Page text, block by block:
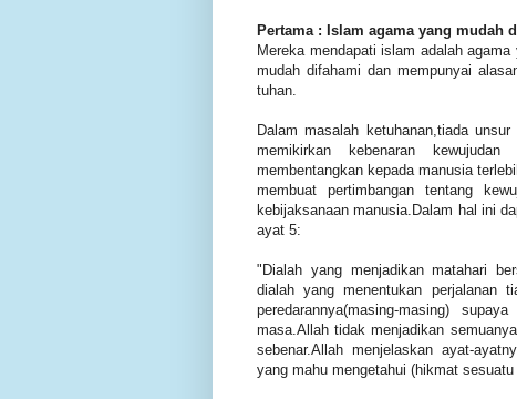
Pertama : Islam agama yang mudah
Mereka mendapati islam adalah
mudah difahami dan mempunyai
tuhan.
Dalam masalah ketuhanan,tiada
memikirkan kebenaran
membentangkan kepada manusia
membuat pertimbangan tentang
kebijaksanaan manusia.Dalam hal ini
ayat 5:
"Dialah yang menjadikan matahari
dialah yang menentukan perjalanan
peredarannya(masing-masing)
masa.Allah tidak menjadikan
sebenar.Allah menjelaskan ayat-
yang mahu mengetahui (hikmat sesuatu